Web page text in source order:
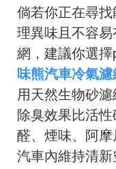
倘若你正在尋
理異味且不容
網，建議你選
味熊汽車冷氣
用天然生物砂
除臭效果比活
醛、煙味、阿
汽車內維持清新